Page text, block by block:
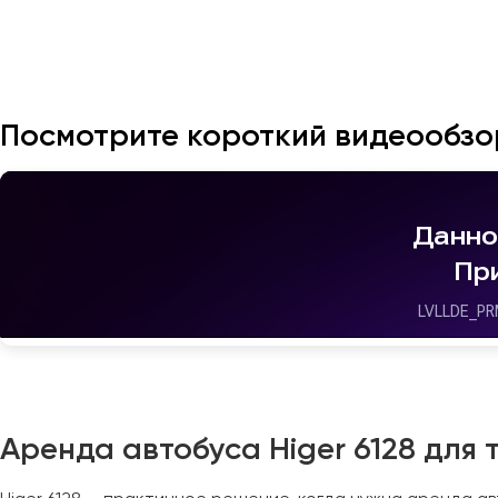
Посмотрите короткий
Аренда автобуса Higer 6128
Санкт-
Белгород
Брянск